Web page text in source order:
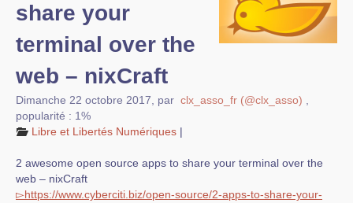
Espace membres
share your
terminal over the
web – nixCraft
Dimanche 22 octobre 2017 par clx_asso_fr (@clx_asso)
popularité : 1%
Libre et Libertés Numériques |
2 awesome open source apps to share your terminal over the
web – nixCraft
▻https://www.cyberciti.biz/open-source/2-apps-to-share-your-